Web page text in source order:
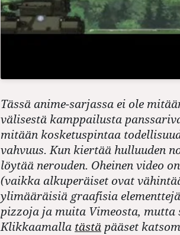
Tässä anime-sarjassa ei ole
välisestä kamppailusta
mitään kosketuspintaa
vahvuus. Kun kiertää hulluuden
löytää nerouden. Oheinen video
(vaikka alkuperäiset ovat
ylimääräisiä graafisia
pizzoja ja muita Vimeosta,
Klikkaamalla tästä pääset